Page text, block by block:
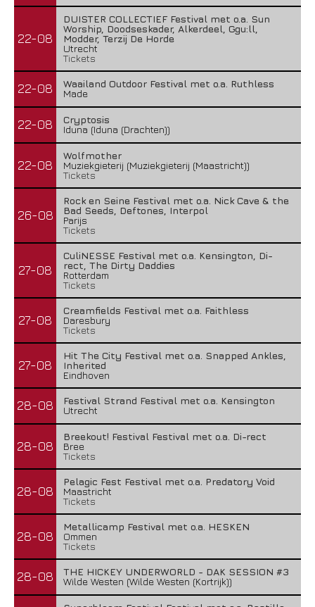
22-08
DUISTER COLLECTIEF Festival met o.a. Sun
Worship, Doodseskader, Alkerdeel, Ggu:ll,
Modder, Terzij De Horde
Utrecht
Tickets
22-08
Waailand Outdoor Festival met o.a. Ruthless
Made
22-08
Cryptosis
Iduna (Iduna (Drachten))
22-08
Wolfmother
Muziekgieterij (Muziekgieterij (Maastricht))
Tickets
26-08
Rock en Seine Festival met o.a. Nick Cave & the
Bad Seeds, Deftones, Interpol
Parijs
Tickets
27-08
CuliNESSE Festival met o.a. Kensington, Di-
rect, The Dirty Daddies
Rotterdam
Tickets
27-08
Creamfields Festival met o.a. Faithless
Daresbury
Tickets
27-08
Hit The City Festival met o.a. Snapped Ankles,
Inherited
Eindhoven
28-08
Festival Strand Festival met o.a. Kensington
Utrecht
28-08
Breekout! Festival Festival met o.a. Di-rect
Bree
Tickets
28-08
Pelagic Fest Festival met o.a. Predatory Void
Maastricht
Tickets
28-08
Metallicamp Festival met o.a. HESKEN
Ommen
Tickets
28-08
THE HICKEY UNDERWORLD - DAK SESSION #3
Wilde Westen (Wilde Westen (Kortrijk))